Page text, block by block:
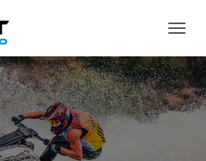
A
V
I
G